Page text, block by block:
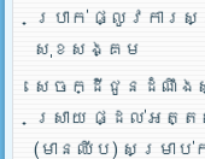
ប្រាក់ ផ្លូវការ
សុខសង្គម
សេចក្ដីជូនដំណឹង
ស្រាយ ផ្ដល់អត្ត
(មានឈីប) សម្រា